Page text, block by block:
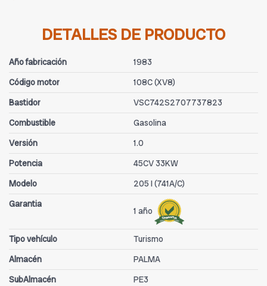
DETALLES DE PRODUCTO
Año fabricación
1983
Código motor
108C (XV8)
Bastidor
VSC742S2707737823
Combustible
Gasolina
Versión
1.0
Potencia
45CV 33KW
Modelo
205 I (741A/C)
Garantia
1 año
Tipo vehículo
Turismo
Almacén
PALMA
SubAlmacén
PE3